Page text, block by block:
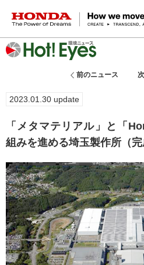
HONDA The Power of
前のニュース
2023.01.30 update
「メタマテリアル」と「
組みを進める埼玉製作所（完